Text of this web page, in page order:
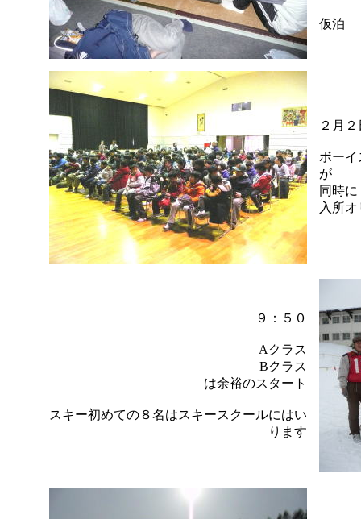
仮泊
２月
ボー
が
同時に
入所
９：５０
Aクラス
Bクラス
は余裕のスタート
スキー初めての８名はスキースクールにはい
ります